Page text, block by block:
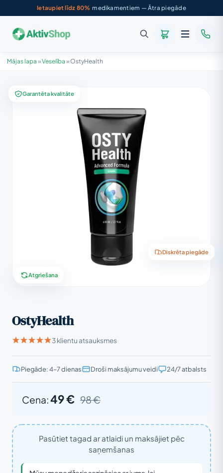
Ietaupiet līdz 80% medikamentiem — Ātra piegāde
Mājas lapa »Veselība »OstyHealth
Garantēta kvalitāte
Diskrēta piegāde
Atgriešana
OstyHealth
3 klientu atsauksmes
Piegāde: 4–7 dienas Droši maksājumu veidi 24/7 atbalsts
Cena:49 € 98 €
Pasūtiet tagad ar atlaidi un maksājiet pēc
saņemšanas